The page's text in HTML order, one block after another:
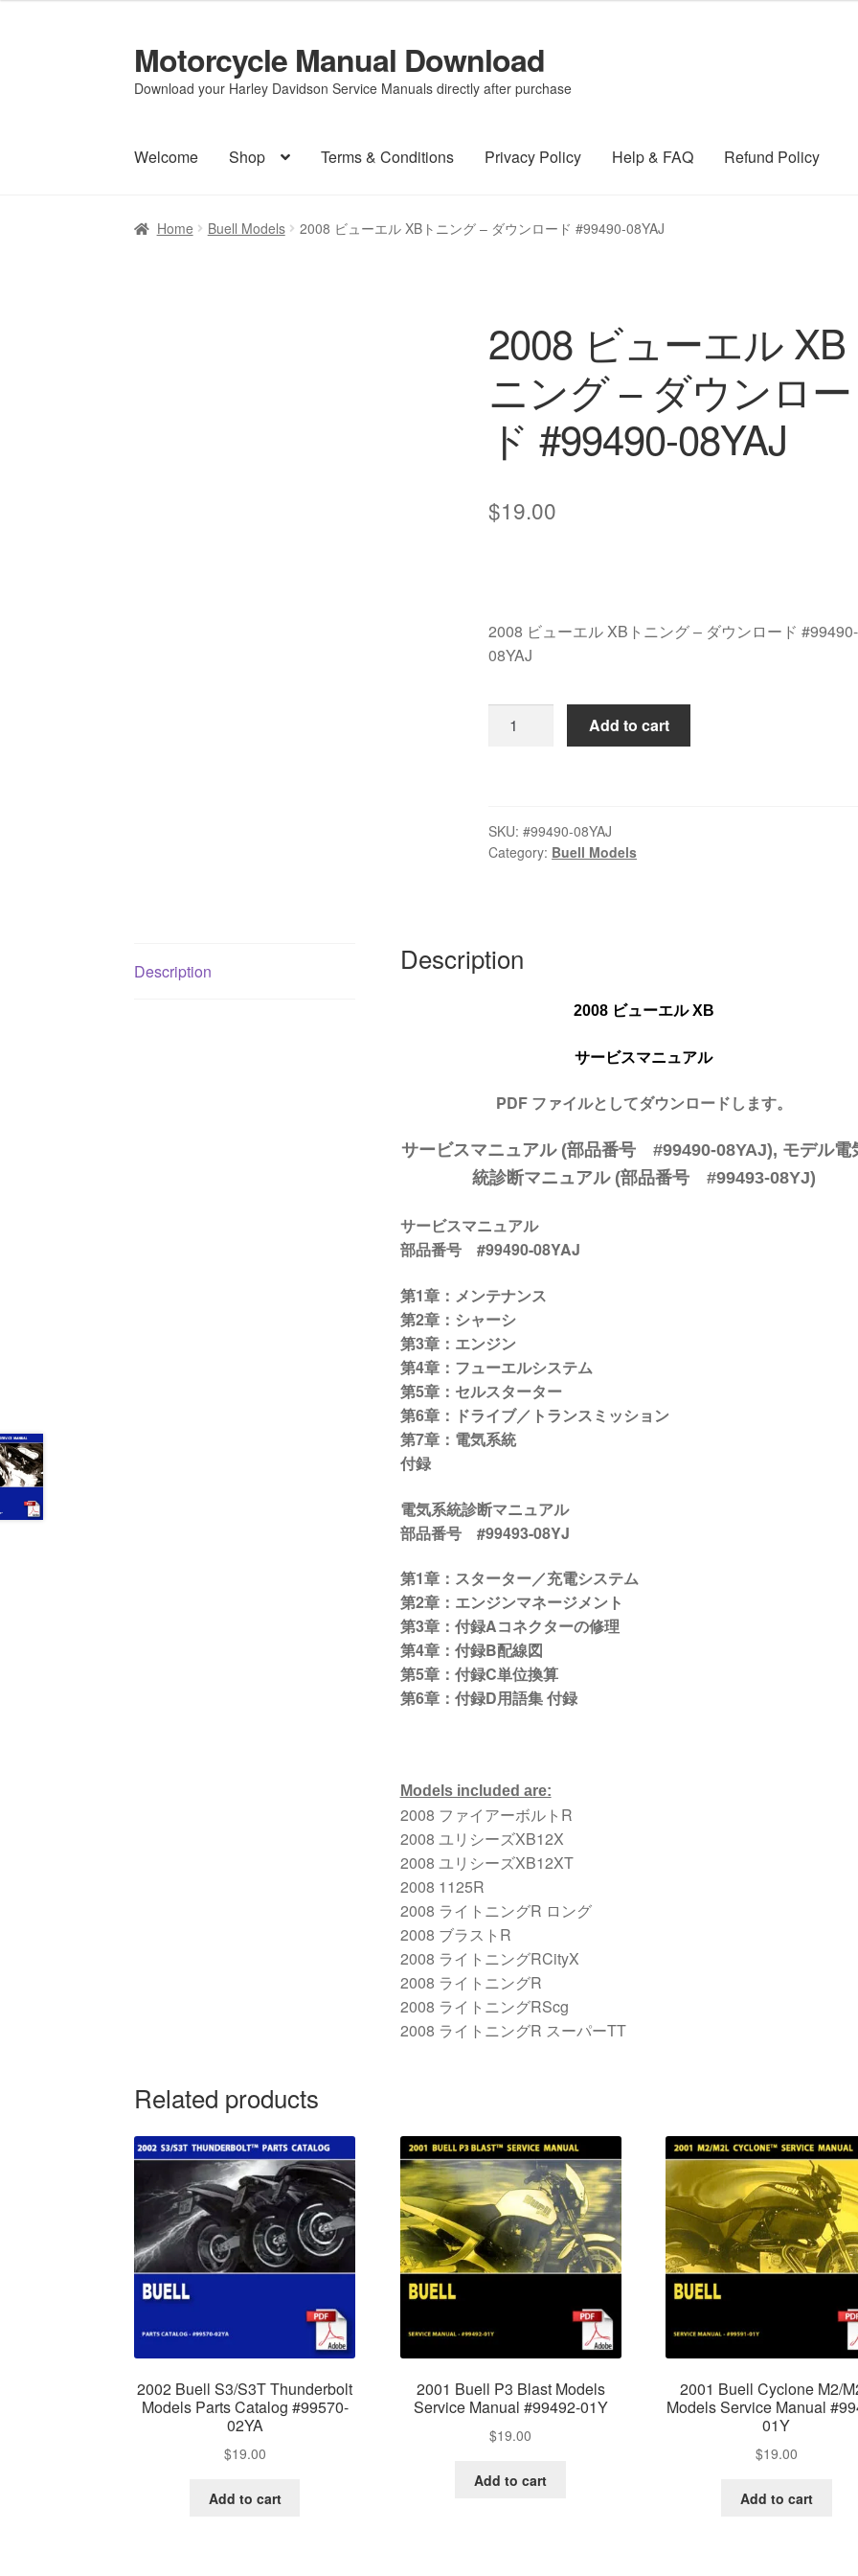
Skip
to
navigation
Skip
to
content
Motorcycle Manual Download
Download your Harley Davidson Service Manuals directly after purchase
Welcome Shop Terms & Conditions Privacy Policy Help & FAQ Refund Policy
Home Buell Models 2008 ビューエル XBトニング – ダウンロード #99490-08YAJ
2008 ビューエル
ニング – ダウンロー
ド #99490-08YAJ
$19.00
2008 ビューエル XBトニング – ダウンロード #99490-
08YAJ
2008
ル
XB
グ
ー
#99490-
08YAJ
Add to cart
SKU:#99490-08YAJ
Category: Buell Models
Description Description
2008ビューエル XB
サービスマニュアル
PDF ファイルとしてダウンロードします。
サービスマニュアル (部品番号 #99490-08YAJ), モデル電
統診断マニュアル (部品番号 #99493-08YJ)
サービスマニュアル
部品番号 #99490-08YAJ
第1章：メンテナンス
第2章：シャーシ
第3章：エンジン
第4章：フューエルシステム
第5章：セルスターター
第6章：ドライブ／トランスミッション
第7章：電気系統
付録
電気系統診断マニュアル
部品番号 #99493-08YJ
第1章：スターター／充電システム
第2章：エンジンマネージメント
第3章：付録Aコネクターの修理
第4章：付録B配線図
第5章：付録C単位換算
第6章：付録D用語集 付録
Models included are:
2008 ファイアーボルトR
2008 ユリシーズXB12X
2008 ユリシーズXB12XT
2008 1125R
2008 ライトニングR ロング
2008 ブラストR
2008 ライトニングRCityX
2008 ライトニングR
2008 ライトニングRScg
2008 ライトニングR スーパーTT
Related products
2002 Buell S3/S3T Thunderbolt
Models Parts Catalog #99570-
02YA
$19.00
Add to cart
2001 Buell P3 Blast Models
Service Manual #99492-01Y
$19.00
Add to cart
2001 Buell Cyclone M2/
Models Service Manual
01Y
$19.00
Add to cart